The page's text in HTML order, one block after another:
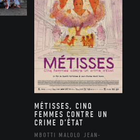
MÉTISSES, CINQ
FEMMES CONTRE UN
CRIME D’ÉTAT
MBOTTI MALOLO JEAN-